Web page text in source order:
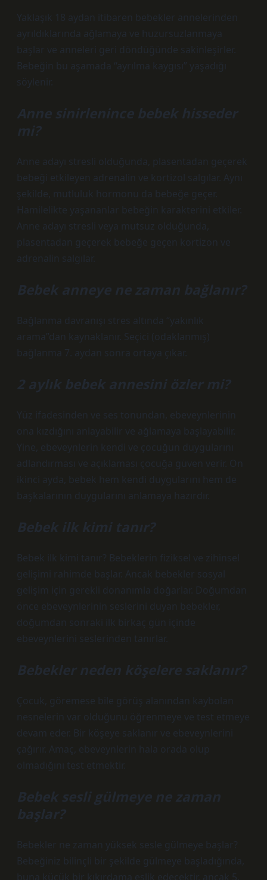
Yaklaşık 18 aydan itibaren bebekler annelerinden
ayrıldıklarında ağlamaya ve huzursuzlanmaya
başlar ve anneleri geri döndüğünde sakinleşirler.
Bebeğin bu aşamada “ayrılma kaygısı” yaşadığı
söylenir.
Anne sinirlenince bebek hisseder
mi?
Anne adayı stresli olduğunda, plasentadan geçerek
bebeği etkileyen adrenalin ve kortizol salgılar. Aynı
şekilde, mutluluk hormonu da bebeğe geçer.
Hamilelikte yaşananlar bebeğin karakterini etkiler.
Anne adayı stresli veya mutsuz olduğunda,
plasentadan geçerek bebeğe geçen kortizon ve
adrenalin salgılar.
Bebek anneye ne zaman bağlanır?
Bağlanma davranışı stres altında “yakınlık
arama”dan kaynaklanır. Seçici (odaklanmış)
bağlanma 7. aydan sonra ortaya çıkar.
2 aylık bebek annesini özler mi?
Yüz ifadesinden ve ses tonundan, ebeveynlerinin
ona kızdığını anlayabilir ve ağlamaya başlayabilir.
Yine, ebeveynlerin kendi ve çocuğun duygularını
adlandırması ve açıklaması çocuğa güven verir. On
ikinci ayda, bebek hem kendi duygularını hem de
başkalarının duygularını anlamaya hazırdır.
Bebek ilk kimi tanır?
Bebek ilk kimi tanır? Bebeklerin fiziksel ve zihinsel
gelişimi rahimde başlar. Ancak bebekler sosyal
gelişim için gerekli donanımla doğarlar. Doğumdan
önce ebeveynlerinin seslerini duyan bebekler,
doğumdan sonraki ilk birkaç gün içinde
ebeveynlerini seslerinden tanırlar.
Bebekler neden köşelere saklanır?
Çocuk, göremese bile görüş alanından kaybolan
nesnelerin var olduğunu öğrenmeye ve test etmeye
devam eder. Bir köşeye saklanır ve ebeveynlerini
çağırır. Amaç, ebeveynlerin hala orada olup
olmadığını test etmektir.
Bebek sesli gülmeye ne zaman
başlar?
Bebekler ne zaman yüksek sesle gülmeye başlar?
Bebeğiniz bilinçli bir şekilde gülmeye başladığında,
buna küçük bir kıkırdama eşlik edecektir, ancak 5.